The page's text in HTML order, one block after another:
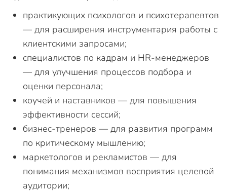
практикующих психологов и психотерапевтов
— для расширения инструментария работы с
клиентскими запросами;
специалистов по кадрам и HR-менеджеров
— для улучшения процессов подбора и
оценки персонала;
коучей и наставников — для повышения
эффективности сессий;
бизнес-тренеров — для развития программ
по критическому мышлению;
маркетологов и рекламистов — для
понимания механизмов восприятия целевой
аудитории;